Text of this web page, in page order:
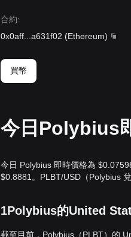
合約:
0x0aff
a631f02 (Ethereum)
買幣
今日Polybius
今日 Polybius 即時價格為
$0.8881。PLBT/USD（Polybius
1Polybius的United
截至目前，Polybius（PLBT）的